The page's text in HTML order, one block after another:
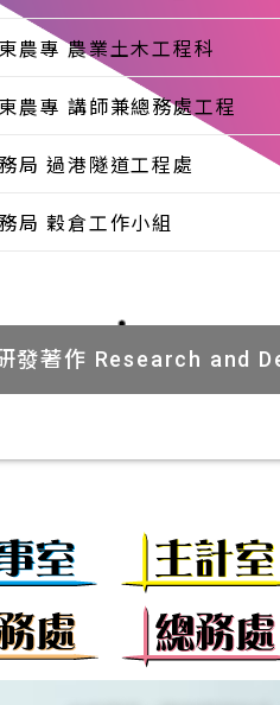
農專 農業土木工程科
農專 講師兼總務處工程
局 過港隧道工程處
局 穀倉工作小組
發著作 Research and